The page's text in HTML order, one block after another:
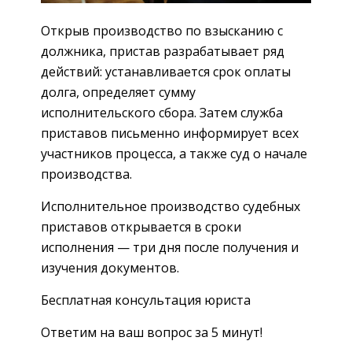
Открыв производство по взысканию с
должника, пристав разрабатывает ряд
действий: устанавливается срок оплаты
долга, определяет сумму
исполнительского сбора. Затем служба
приставов письменно информирует всех
участников процесса, а также суд о начале
производства.
Исполнительное производство судебных
приставов открывается в сроки
исполнения — три дня после получения и
изучения документов.
Бесплатная консультация юриста
Ответим на ваш вопрос за 5 минут!